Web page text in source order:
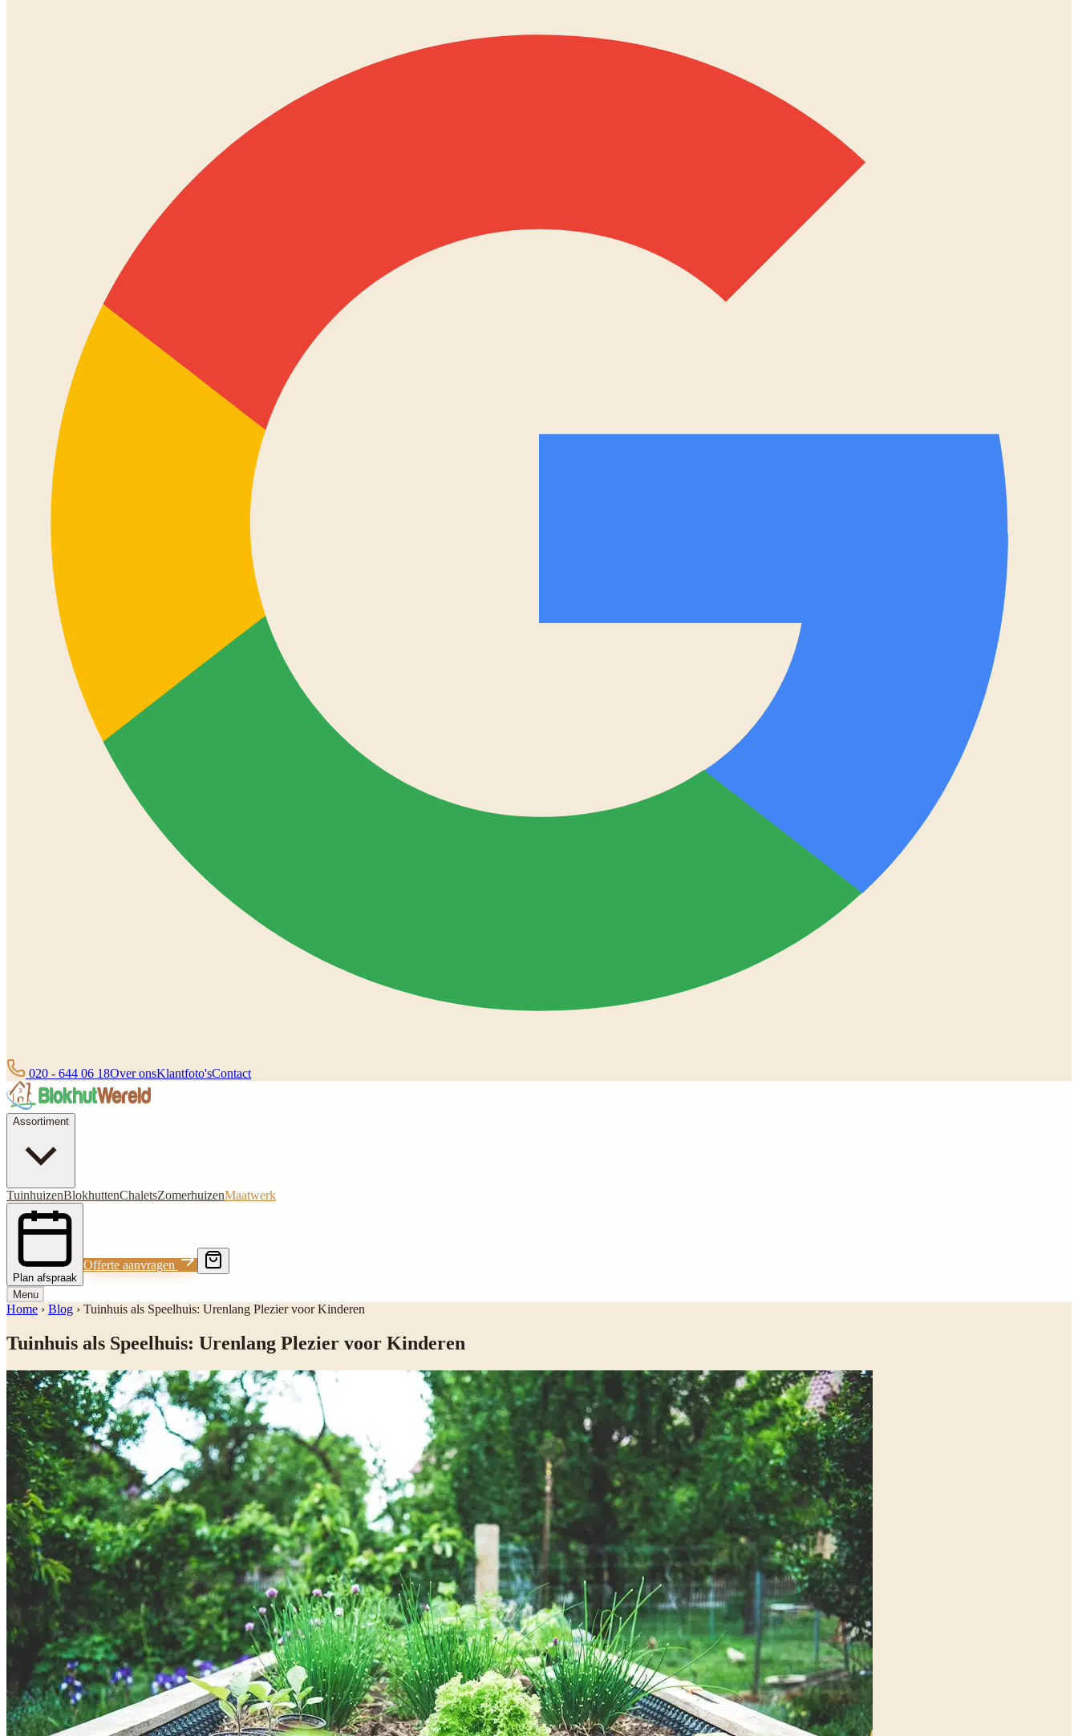
020 - 644 06 18Over onsKlantfoto'sContact
Assortiment
TuinhuizenBlokhuttenChaletsZomerhuizenMaatwerk
Plan afspraak
Offerte aanvragen
Menu
Home › Blog › Tuinhuis als Speelhuis: Urenlang Plezier voor Kinderen
Tuinhuis als Speelhuis: Urenlang Plezier voor Kinderen